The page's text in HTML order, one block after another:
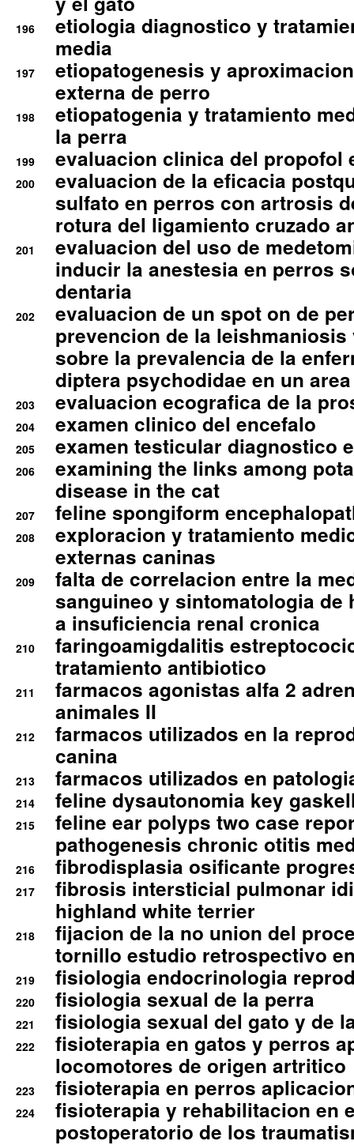
196
etiologia diagnostico y
media
197
etiopatogenesis y
externa de perro
198
etiopatogenia y tratamiento
la perra
199 evaluacion clinica del propofol
200
evaluacion de la eficacia
sulfato en perros con artrosis
rotura del ligamiento cruzado
201
evaluacion del uso de
inducir la anestesia en perros
dentaria
202
evaluacion de un spot on de
prevencion de la
sobre la prevalencia de la
diptera psychodidae en un
203 evaluacion ecografica de la
204 examen clinico del encefalo
205 examen testicular diagnostico
206
examining the links among
disease in the cat
207 feline spongiform
208
exploracion y tratamiento
externas caninas
209
falta de correlacion entre la
sanguineo y sintomatologia de
a insuficiencia renal cronica
210
faringoamigdalitis
tratamiento antibiotico
211
farmacos agonistas alfa 2
animales II
212
farmacos utilizados en la
canina
213 farmacos utilizados en
214 feline dysautonomia key
215
feline ear polyps two case
pathogenesis chronic otitis
216 fibrodisplasia osificante
217
fibrosis intersticial pulmonar
highland white terrier
218
fijacion de la no union del
tornillo estudio retrospectivo
219 fisiologia endocrinologia
220 fisiologia sexual de la perra
221 fisiologia sexual del gato y de
222
fisioterapia en gatos y perros
locomotores de origen artritico
223 fisioterapia en perros
224
fisioterapia y rehabilitacion en
postoperatorio de los